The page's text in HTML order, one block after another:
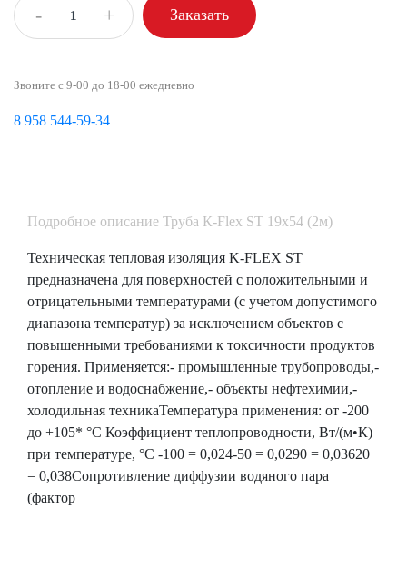
- + Заказать
Звоните с 9-00 до 18-00 ежедневно
8 958 544-59-34
Подробное описание Труба К-Flex ST 19х54 (2м)
Техническая тепловая изоляция K-FLEX ST
предназначена для поверхностей с положительными и
отрицательными температурами (с учетом допустимого
диапазона температур) за исключением объектов с
повышенными требованиями к токсичности продуктов
горения. Применяется:- промышленные трубопроводы,-
отопление и водоснабжение,- объекты нефтехимии,-
холодильная техникаТемпература применения: от -200
до +105* °C Коэффициент теплопроводности, Вт/(м•К)
при температуре, °C -100 = 0,024-50 = 0,0290 = 0,03620
= 0,038Сопротивление диффузии водяного пара
(фактор